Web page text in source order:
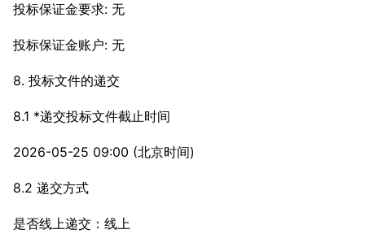
投标保证金要求: 无
投标保证金账户: 无
8. 投标文件的递交
8.1 *递交投标文件截止时间
2026-05-25 09:00 (北京时间)
8.2 递交方式
是否线上递交：线上